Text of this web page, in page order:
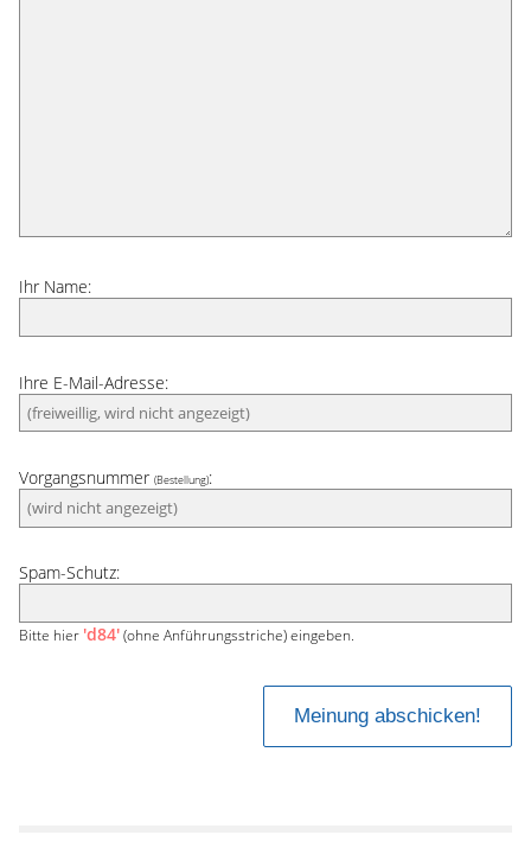
Ihr Name:
Ihre E-Mail-Adresse:
Vorgangsnummer (Bestellung):
Spam-Schutz:
Bitte hier 'd84'(ohne Anführungsstriche) eingeben.